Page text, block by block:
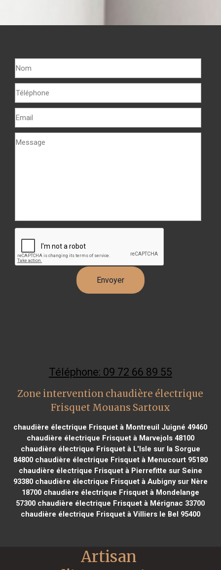
Téléphone: 09 72 66 89 55
Zone intervention chaudière électrique
Frisquet Mouans Sartoux
chaudière électrique Frisquet à Montreuil Juigné 49460
chaudière électrique Frisquet à Marvejols 48100
chaudière électrique Frisquet à L'Isle sur la Sorgue
84800chaudière électrique Frisquet à Menucourt 95180
chaudière électrique Frisquet à Pierrefitte sur Seine
93380chaudière électrique Frisquet à Aubigny sur Nère
18700chaudière électrique Frisquet à Mondelange
57300 chaudière électrique Frisquet à Mérignac 33700
chaudière électrique Frisquet à Villiers le Bel 95400
Artisan